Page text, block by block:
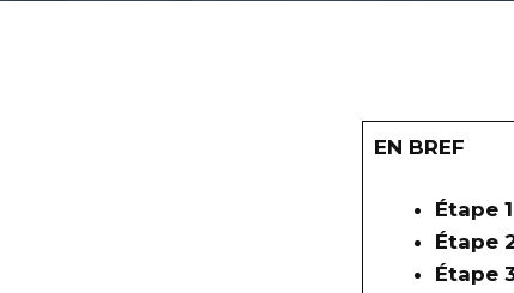
EN BREF
Étape
Étape
Étape